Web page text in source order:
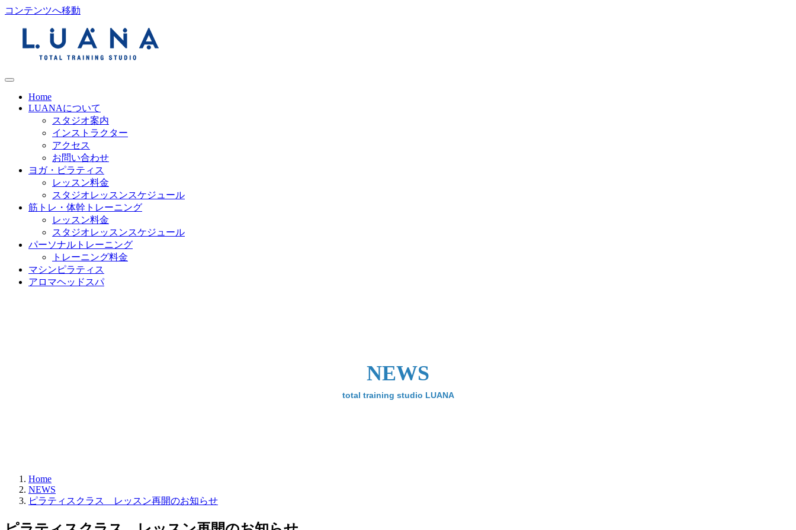
コンテンツへ移動
Home
LUANAについて
スタジオ案内
インストラクター
アクセス
お問い合わせ
ヨガ・ピラティス
レッスン料金
スタジオレッスンスケジュール
筋トレ・体幹トレーニング
レッスン料金
スタジオレッスンスケジュール
パーソナルトレーニング
トレーニング料金
マシンピラティス
アロマヘッドスパ
NEWS
total training studio LUANA
Home
NEWS
ピラティスクラス レッスン再開のお知らせ